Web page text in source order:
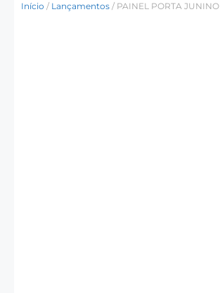
Início / Lançamentos / PAINEL PORTA JUNINO